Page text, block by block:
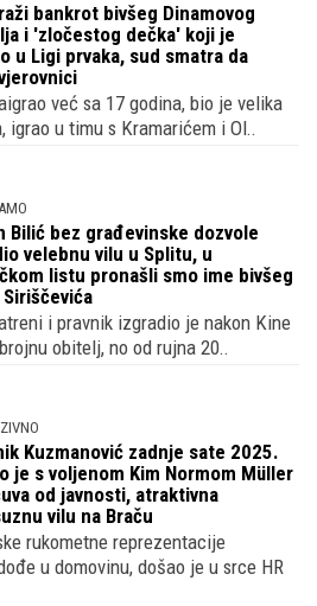
bankrot bivšeg Dinamovog
i 'zločestog dečka' koji je
u Ligi prvaka, sud smatra da
već sa 17 godina, bio je velika
igrao u timu s Kramarićem i Ol..
Bilić bez građevinske dozvole
velebnu vilu u Splitu, u
listu pronašli smo ime bivšeg
i pravnik izgradio je nakon Kine
obitelj, no od rujna 20..
Kuzmanović zadnje sate 2025.
je s voljenom Kim Normom Müller
od javnosti, atraktivna
vilu na Braču
rukometne reprezentacije
u domovinu, došao je u srce HR